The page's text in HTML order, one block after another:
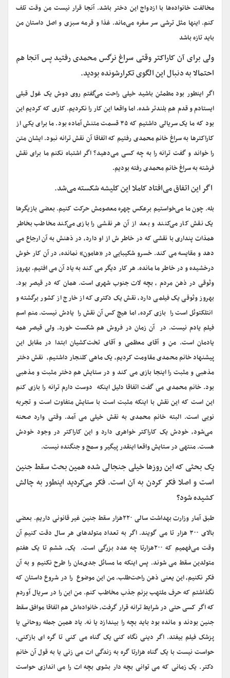
مخالفت خانواده‌ها با ازدواج این دختر باشد. آنجا قرار نیست من وقت تلف
کنم. اینها مثل ترشی سر سفره می‌ماند. غذا و قرمه سبزی و اصل داستان من
باید تازه باشد
ولی برای آن کاراکتر وقتی سراغ نرگس محمدی رفتید پس آنجا هم
احتمالا به دنبال این الگوی تکرارشونده بودید.
اگر اینطور بود مطمئن باشید خیلی راحت می‌گفتم روی دوش یک غول قبلی
ایستادم و قدم هم بلندتر شده. اما واقعا این کار را نکردیم. کاری که کردیم این
بود که ما یک سریالی داشتیم که ۳۵ قسمت متنش آماده بود. ما برای یکی از
کاراکترها به سراغ خانم محمدی رفتیم که اتفاقا آن نقش ترانه نبود. ایشان متن
را خواند و گفت ترانه را به چه کسی می‌دهید؟ اگر اشتباه نکنم ما برای نقش
فرشته به سراغ خانم محمدی رفته بودیم.
اگر این اتفاق می‌افتاد کاملا این کلیشه شکسته می‌شد.
بله. چون ما می‌خواستیم برعکس چهره معصومش حرکت کنیم. بعضی بازیگرها
یک نقش کار می‌کنند و بعد از آن هر نقشی را بازی می‌کند مخاطب بخاطر
همذات پنداری با نقشی که در خاطر ش از او دارد، در ذهنش به آن ارجاع می
دهد و مقایسه می کند. خسرو شکیبایی در «هامون» نمانده، در آن کار خوش
درخشیده و در خاطر ما مانده. هر کار دیگر می کند به یاد آن می افتیم. بهروز
وثوقی در ذهن مردم ، بچه لات جنوب شهری است. همان که در قیصر بود.
بهروز وثوقی یک فیلمی دارد، نقش یک دکتری که از خارج از کشور برگشته و
انتلکتوئل است را بازی کرده، اما هیچ کس آن نقش را یادش نیست. منم اسم
فیلم یادم نیست. در آن زمان در فروش هم شکست خورد. ولی قیصر همه
یادمان است. من و آقای معظمی و آقای تخت‌کشیان ابتدا در مقابل این
پیشنهاد خانم محمدی مقاومت کردیم، یک ماهی کلنجار داشتیم، نقش دختر
مذهبی و مثبت را اینجا بازی می کند و در ستایش هم دختر مثبت و مذهبی
بود. خانم محمدی می گفت اتفاقا دلیل اینکه دوست دارم ترانه را بازی کنم
این است که این نقش با اینکه مثبت است با ستایش متفاوت است و تجربه
نویی است. البته خانم محمدی به نقش خیلی می آمد. وقتی وارد صحنه
می‌شود، خودش یک کاراکتر خواهری دارد و این کاراکتر در وجود خودش
هست. منتهی در ستایش واقعا اینقدر پیگیر و سمج و جنگنده نیست.
یک بحثی که این روزها خیلی جنجالی شده همین بحث سقط جنین
است و اصلا فکر کردن به آن است. فکر می‌کردید اینطور به چالش
کشیده شود؟
طبق آمار وزارت بهداشت سالی ۲۲۰هزار سقط جنین غیر قانونی داریم. بعضی
بالای ۳۰۰ هزار تا می گویند. اگر به تعداد متولدهای هر سال دقت کنیم آن
وقت می‌فهمیم که ۲۰۰هزارتا چه عدد بزرگی است. یک، ششم تا یک هفتم
متولدین سقط می شوند. پس اینکه ما مسائل جدی‌مان را طرح نکنیم و به آن
فکر نکنیم، این یعنی ذهن راحت‌طلب. من این موضوع را در شروع داستان که
نگذاشتم که حرف ملتهب بزنم جذب مخاطب کنم. من این را در سریال آوردم
که اگر کسی حتی در شرایط ترانه قرار گرفت، خانواده‌اش هم اتفاقا موافق سقط
جنین بودند و مانده بود باید بچه را بیندازد یا نه. یاد همین جمله روحانی یا
پزشک فیلم بیفتد. اگر دینی نگاه کنی یک گناه می کنی تا گره ای بازکنی،
حواست نیست با یک گناه هزارتا گره به زندگی ات می زنی یا به قول آن خانم
دکتر. یک زمانی که می توانی بچه دار بشوی بچه ات را می اندازی حواست